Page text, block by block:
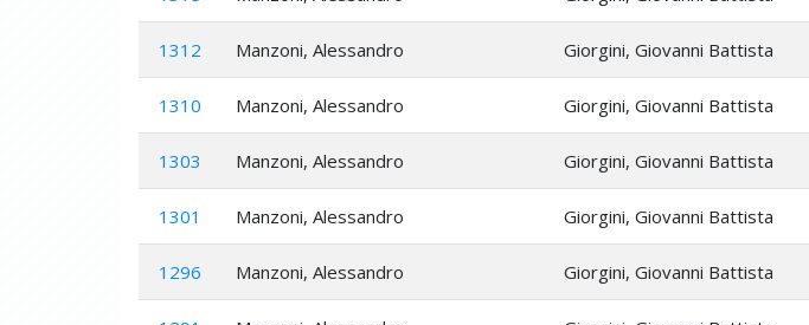
1312 Manzoni, Alessandro Giorgini, Giovanni Battista
1310 Manzoni, Alessandro Giorgini, Giovanni Battista
1303 Manzoni, Alessandro Giorgini, Giovanni Battista
1301 Manzoni, Alessandro Giorgini, Giovanni Battista
1296 Manzoni, Alessandro Giorgini, Giovanni Battista